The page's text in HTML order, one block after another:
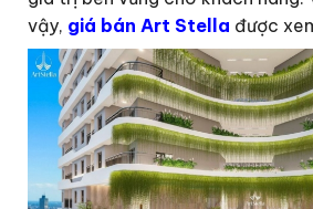
vậy, giá bán Art Stella được